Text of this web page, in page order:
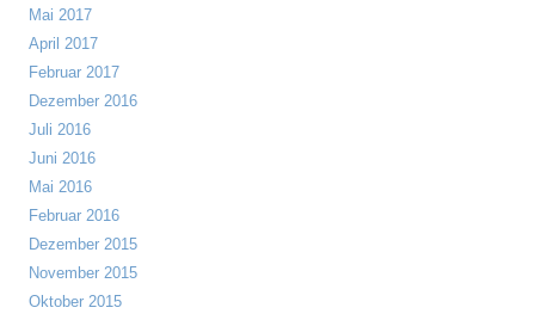
Mai 2017
April 2017
Februar 2017
Dezember 2016
Juli 2016
Juni 2016
Mai 2016
Februar 2016
Dezember 2015
November 2015
Oktober 2015